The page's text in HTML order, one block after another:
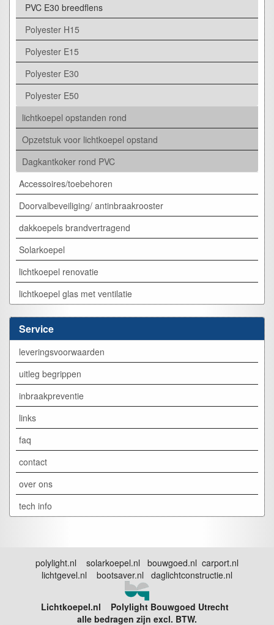
PVC E30 breedflens
Polyester H15
Polyester E15
Polyester E30
Polyester E50
lichtkoepel opstanden rond
Opzetstuk voor lichtkoepel opstand
Dagkantkoker rond PVC
Accessoires/toebehoren
Doorvalbeveiliging/ antinbraakrooster
dakkoepels brandvertragend
Solarkoepel
lichtkoepel renovatie
lichtkoepel glas met ventilatie
Service
leveringsvoorwaarden
uitleg begrippen
inbraakpreventie
links
faq
contact
over ons
tech info
polylight.nl solarkoepel.nl bouwgoed.nl carport.nl
lichtgevel.nl bootsaver.nl daglichtconstructie.nl
Lichtkoepel.nl Polylight Bouwgoed Utrecht
alle bedragen zijn excl. BTW.